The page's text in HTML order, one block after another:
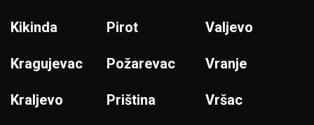
Kikinda
Kragujevac
Kraljevo
Pirot
Požarevac
Priština
Valjevo
Vranje
Vršac